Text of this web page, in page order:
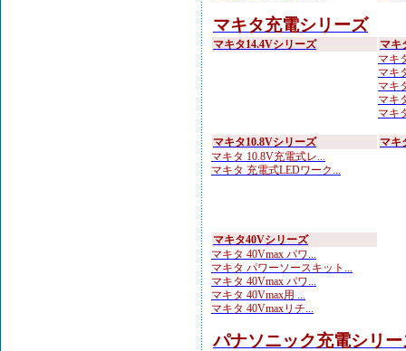
マキタ充電シリーズ
マキタ14.4Vシリーズ
マキ
マキ
マキ
マキ
マキ
マキ
マキタ10.8Vシリーズ
マキタ 10.8V充電式レ...
マキタ 充電式LEDワーク...
マキ
マキタ40Vシリーズ
マキタ 40Vmax パワ...
マキタ パワーソースキット...
マキタ 40Vmax パワ...
マキタ 40Vmax用 ...
マキタ 40Vmaxリチ...
パナソニック充電シリー